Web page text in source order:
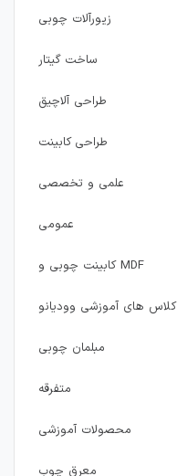
زیورآلات چوبی
ساخت گیتار
طراحی آلاچیق
طراحی کابینت
علمی و تخصصی
عمومی
کابینت چوبی و MDF
کلاس های آموزشی وودیانو
مبلمان چوبی
متفرقه
محصولات آموزشی
معرق چوب